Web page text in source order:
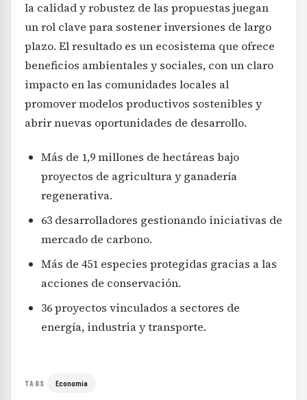
la calidad y robustez de las propuestas juegan
un rol clave para sostener inversiones de largo
plazo. El resultado es un ecosistema que ofrece
beneficios ambientales y sociales, con un claro
impacto en las comunidades locales al
promover modelos productivos sostenibles y
abrir nuevas oportunidades de desarrollo.
Más de 1,9 millones de hectáreas bajo
proyectos de agricultura y ganadería
regenerativa.
63 desarrolladores gestionando iniciativas de
mercado de carbono.
Más de 451 especies protegidas gracias a las
acciones de conservación.
36 proyectos vinculados a sectores de
energía, industria y transporte.
TAGS Economía